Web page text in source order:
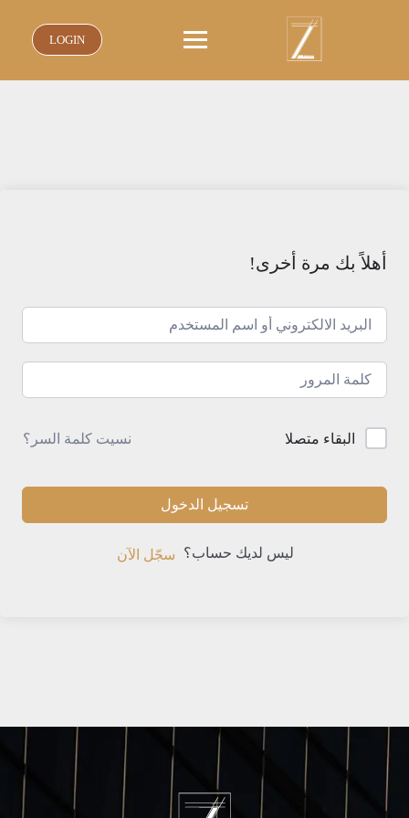
LOGIN
أهلاً بك مرة أخرى!
البقاء متصلا نسيت كلمة السر؟
تسجيل الدخول
ليس لديك حساب؟ سجّل الآن